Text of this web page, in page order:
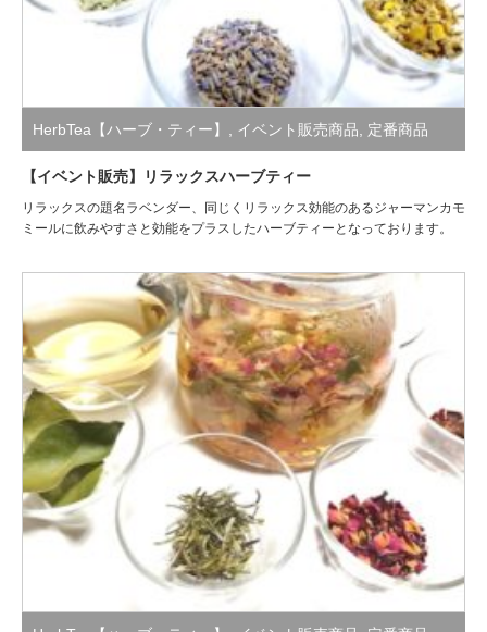
HerbTea【ハーブ・ティー】 イベント販売商品 定番商品
【イベント販売】リラックスハーブティー
リラックスの題名ラベンダー、同じくリラックス効能のあるジャーマンカモ
ミールに飲みやすさと効能をプラスしたハーブティーとなっております。